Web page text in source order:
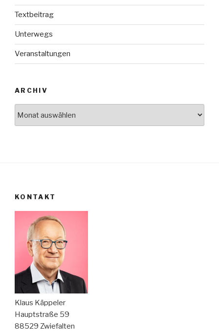
Textbeitrag
Unterwegs
Veranstaltungen
ARCHIV
KONTAKT
Klaus Käppeler
Hauptstraße 59
88529 Zwiefalten